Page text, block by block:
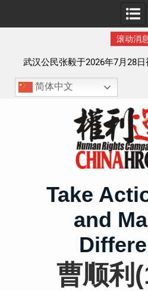
滚动消息
武汉公民张毅于2026年7月28
执行逮捕 目前羁押在
简体中文
Take
and
曹顺利